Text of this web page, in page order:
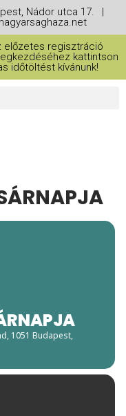
Nádor utca 17. |
előzetes regisztráció
kattintson
időtöltést kívánunk!
, 1051 Budapest,